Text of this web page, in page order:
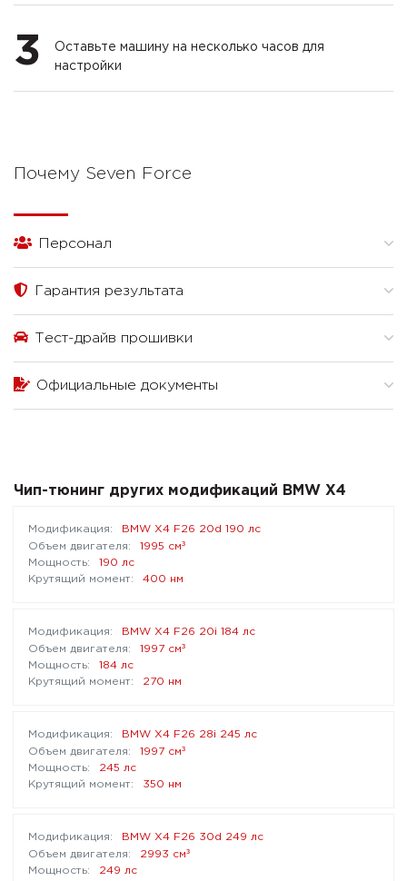
3
Оставьте машину на несколько часов для
настройки
Почему Seven Force
Персонал
Гарантия результата
Тест-драйв прошивки
Официальные документы
Чип-тюнинг других модификаций BMW X4
BMW X4 F26 20d 190 лс
1995 см³
190 лс
400 нм
BMW X4 F26 20i 184 лс
1997 см³
184 лс
270 нм
BMW X4 F26 28i 245 лс
1997 см³
245 лс
350 нм
BMW X4 F26 30d 249 лс
2993 см³
249 лс